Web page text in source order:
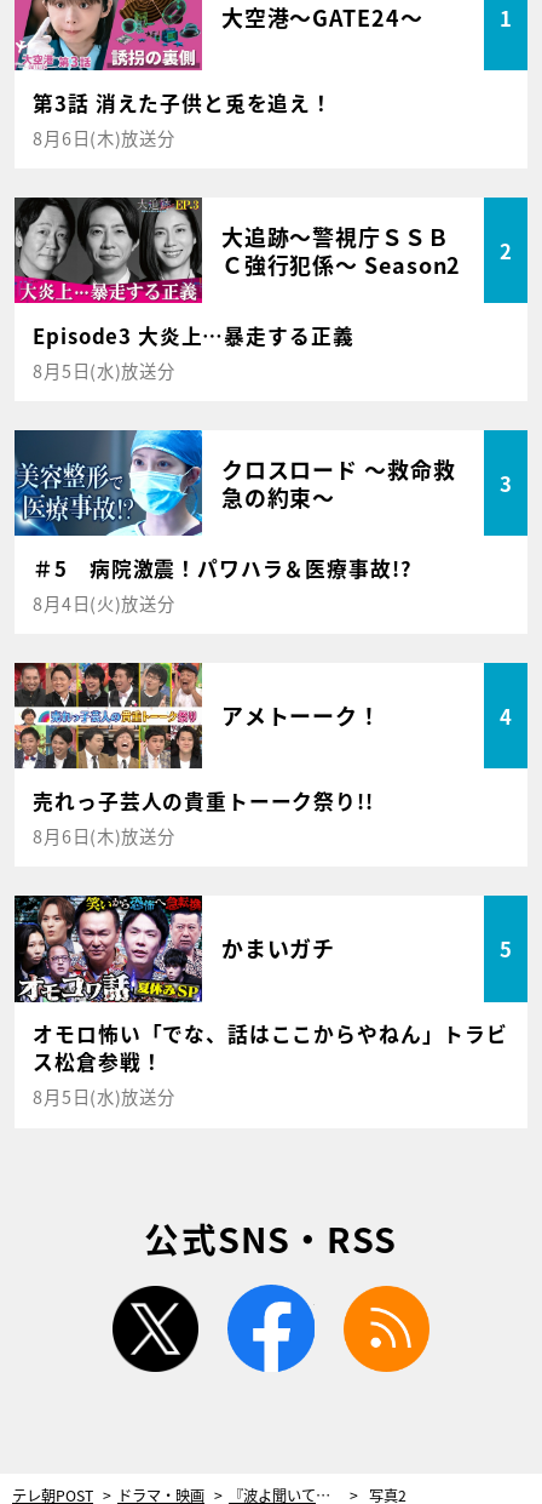
大空港～GATE24～ 1
第3話 消えた子供と兎を追え！
8月6日(木)放送分
大追跡～警視庁ＳＳＢ
Ｃ強行犯係～ Season2
2
Episode3 大炎上…暴走する正義
8月5日(水)放送分
クロスロード ～救命救
急の約束～
3
＃5 病院激震！パワハラ＆医療事故!?
8月4日(火)放送分
アメトーーク！ 4
売れっ子芸人の貴重トーーク祭り!!
8月6日(木)放送分
かまいガチ 5
オモロ怖い「でな、話はここからやねん」トラビ
ス松倉参戦！
8月5日(水)放送分
公式SNS・RSS
twitter facebook
テレ朝POST ドラマ・映画 『波よ聞いてくれ』ついに最終回！大地震発生＆街中が停電…最後にして最大の危機 写真2